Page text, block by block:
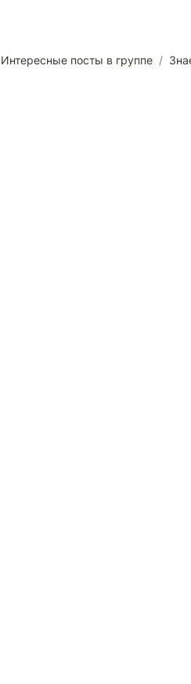
Интересные посты в группе /